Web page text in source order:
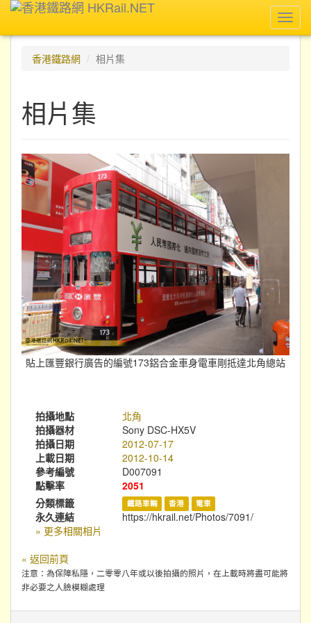
香港鐵路網
相片集
相片集
貼上匯豐銀行廣告的編號173鋁合金車身電車剛抵達北角總站
拍攝地點
北角
拍攝器材
Sony DSC-HX5V
拍攝日期
2012-07-17
上載日期
2012-10-14
參考編號
D007091
點擊率
2051
分類標籤
鐵路車輛 香港 電車
永久連結
https://hkrail.net/Photos/7091/
» 更多相關相片
« 返回前頁
注意：為保障私隱，二零零八年或以後拍攝的照片，在上載時將盡可能將
非必要之人臉模糊處理